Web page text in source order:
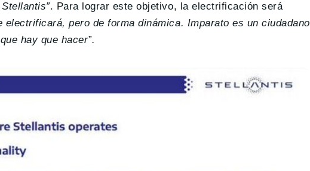
. Para lograr este objetivo, la electrificación será
electrificará, pero de forma dinámica. Imparato es un ciudadano
hay que hacer”.